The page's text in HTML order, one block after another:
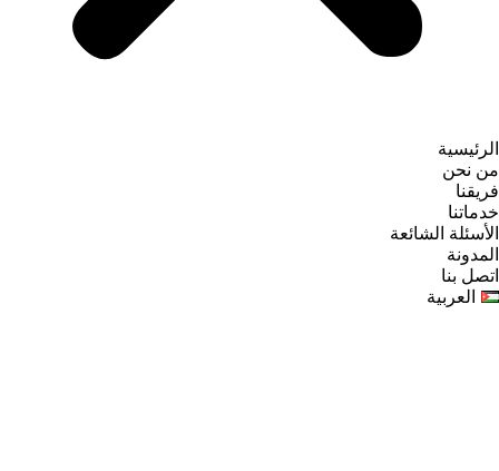
الرئيسية
من نحن
فريقنا
خدماتنا
الأسئلة الشائعة
المدونة
اتصل بنا
العربية